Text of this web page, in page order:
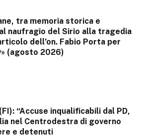
tra memoria storica e
naufragio del Sirio alla tragedia
dell’on. Fabio Porta per
(agosto 2026)
“Accuse inqualificabili dal PD,
nel Centrodestra di governo
e detenuti